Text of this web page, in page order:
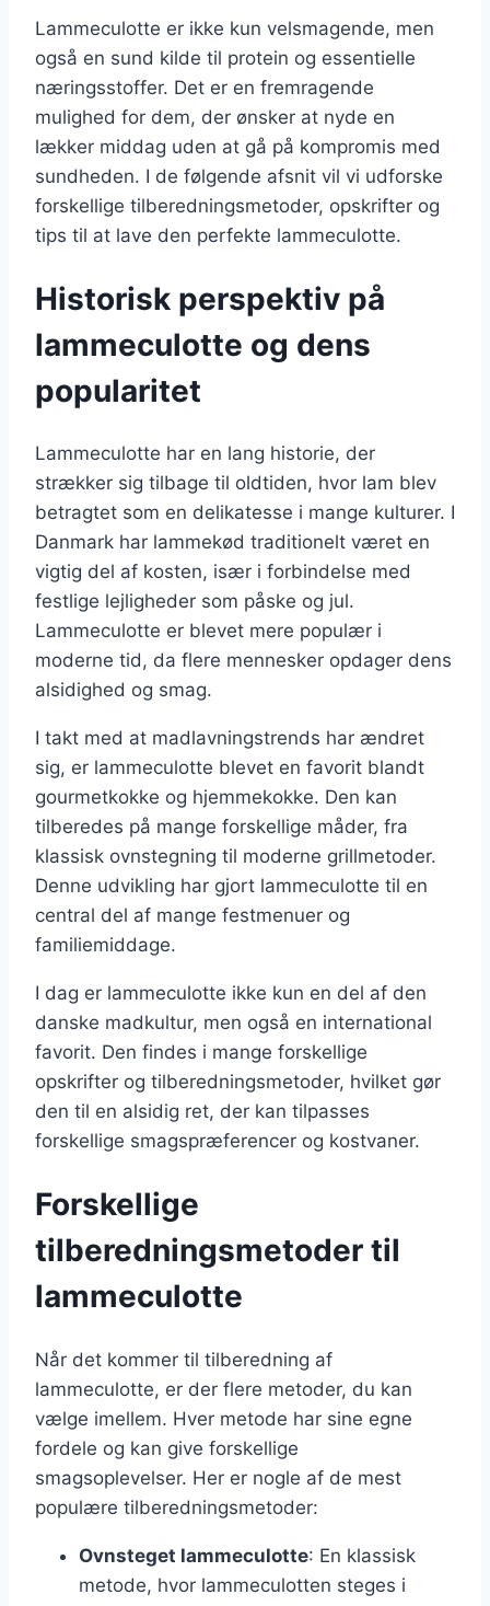
Lammeculotte er ikke kun velsmagende, men
også en sund kilde til protein og essentielle
næringsstoffer. Det er en fremragende
mulighed for dem, der ønsker at nyde en
lækker middag uden at gå på kompromis med
sundheden. I de følgende afsnit vil vi udforske
forskellige tilberedningsmetoder, opskrifter og
tips til at lave den perfekte lammeculotte.
Historisk perspektiv på
lammeculotte og dens
popularitet
Lammeculotte har en lang historie, der
strækker sig tilbage til oldtiden, hvor lam blev
betragtet som en delikatesse i mange kulturer. I
Danmark har lammekød traditionelt været en
vigtig del af kosten, især i forbindelse med
festlige lejligheder som påske og jul.
Lammeculotte er blevet mere populær i
moderne tid, da flere mennesker opdager dens
alsidighed og smag.
I takt med at madlavningstrends har ændret
sig, er lammeculotte blevet en favorit blandt
gourmetkokke og hjemmekokke. Den kan
tilberedes på mange forskellige måder, fra
klassisk ovnstegning til moderne grillmetoder.
Denne udvikling har gjort lammeculotte til en
central del af mange festmenuer og
familiemiddage.
I dag er lammeculotte ikke kun en del af den
danske madkultur, men også en international
favorit. Den findes i mange forskellige
opskrifter og tilberedningsmetoder, hvilket gør
den til en alsidig ret, der kan tilpasses
forskellige smagspræferencer og kostvaner.
Forskellige
tilberedningsmetoder til
lammeculotte
Når det kommer til tilberedning af
lammeculotte, er der flere metoder, du kan
vælge imellem. Hver metode har sine egne
fordele og kan give forskellige
smagsoplevelser. Her er nogle af de mest
populære tilberedningsmetoder:
Ovnsteget lammeculotte: En klassisk
metode, hvor lammeculotten steges i